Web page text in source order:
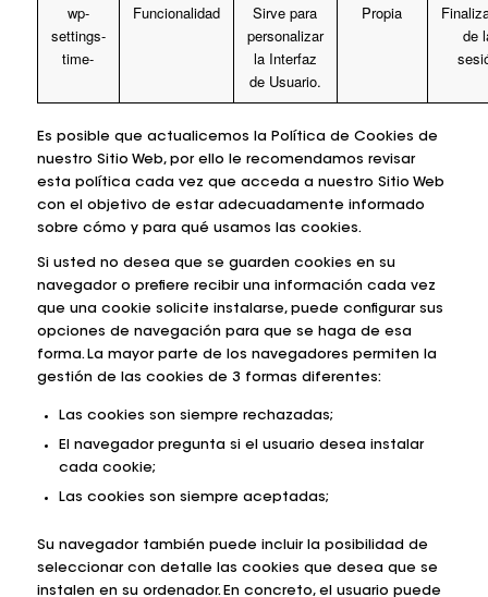
wp-
settings-
time-
Funcionalidad
Sirve para
personalizar
la Interfaz
de Usuario.
Propia
de
Es posible que actualicemos la Política de Cookies de
nuestro Sitio Web, por ello le recomendamos revisar
esta política cada vez que acceda a nuestro Sitio Web
con el objetivo de estar adecuadamente informado
sobre cómo y para qué usamos las cookies.
Si usted no desea que se guarden cookies en su
navegador o prefiere recibir una información cada vez
que una cookie solicite instalarse, puede configurar sus
opciones de navegación para que se haga de esa
forma. La mayor parte de los navegadores permiten la
gestión de las cookies de 3 formas diferentes:
Las cookies son siempre rechazadas;
El navegador pregunta si el usuario desea instalar
cada cookie;
Las cookies son siempre aceptadas;
Su navegador también puede incluir la posibilidad de
seleccionar con detalle las cookies que desea que se
instalen en su ordenador. En concreto, el usuario puede